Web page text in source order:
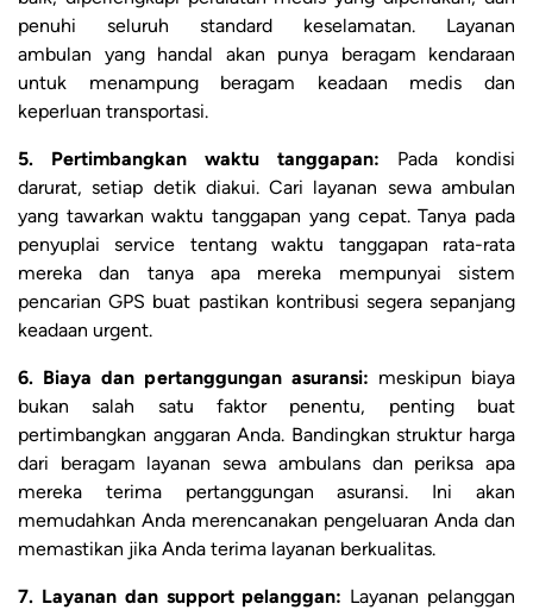
penuhi seluruh standard keselamatan. Layanan
ambulan yang handal akan punya beragam kendaraan
untuk menampung beragam keadaan medis dan
keperluan transportasi.
5. Pertimbangkan waktu tanggapan: Pada kondisi
darurat, setiap detik diakui. Cari layanan sewa ambulan
yang tawarkan waktu tanggapan yang cepat. Tanya pada
penyuplai service tentang waktu tanggapan rata-rata
mereka dan tanya apa mereka mempunyai sistem
pencarian GPS buat pastikan kontribusi segera sepanjang
keadaan urgent.
6. Biaya dan pertanggungan asuransi: meskipun biaya
bukan salah satu faktor penentu, penting buat
pertimbangkan anggaran Anda. Bandingkan struktur harga
dari beragam layanan sewa ambulans dan periksa apa
mereka terima pertanggungan asuransi. Ini akan
memudahkan Anda merencanakan pengeluaran Anda dan
memastikan jika Anda terima layanan berkualitas.
7. Layanan dan support pelanggan: Layanan pelanggan